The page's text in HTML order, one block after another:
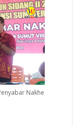
Nakhe